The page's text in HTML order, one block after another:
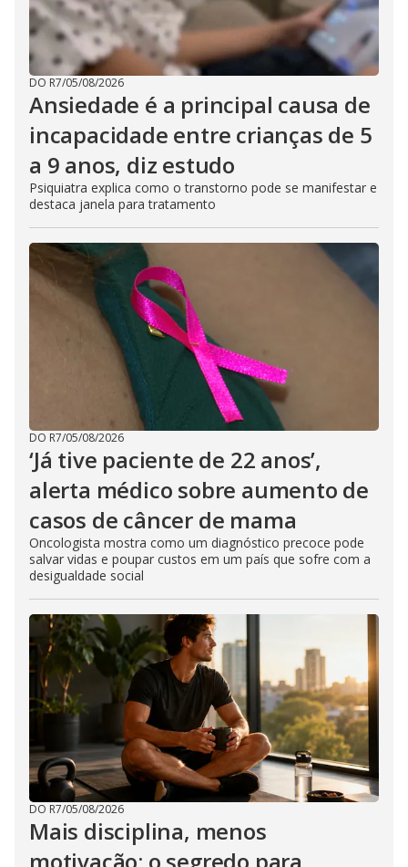
DO R7/05/08/2026
Ansiedade é a principal causa de
incapacidade entre crianças de 5
a 9 anos, diz estudo
Psiquiatra explica como o transtorno pode se manifestar e
destaca janela para tratamento
DO R7/05/08/2026
‘Já tive paciente de 22 anos’,
alerta médico sobre aumento de
casos de câncer de mama
Oncologista mostra como um diagnóstico precoce pode
salvar vidas e poupar custos em um país que sofre com a
desigualdade social
DO R7/05/08/2026
Mais disciplina, menos